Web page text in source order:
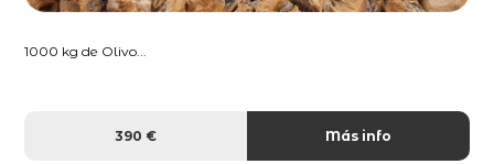
1000 kg de Olivo...
390 € Más info